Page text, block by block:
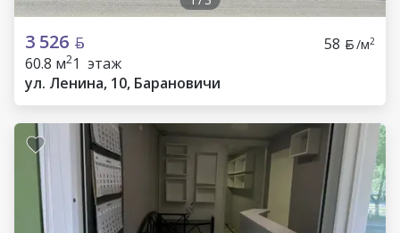
3 526 58 /м2
60.8 м21 этаж
ул. Ленина, 10, Барановичи